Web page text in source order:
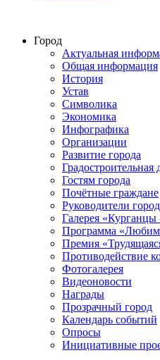
Город
Актуальная
Общая информация
История
Устав
Символика
Экономика
Инфографика
Организации
Развитие города
Градостроительная
Гостям города
Почётные граждане
Руководители
Галерея «Курганцы
Программа
Премия
Противодействие
Фотогалерея
Видеоновости
Награды
Прозрачный город
Календарь событий
Опросы
Инициативные